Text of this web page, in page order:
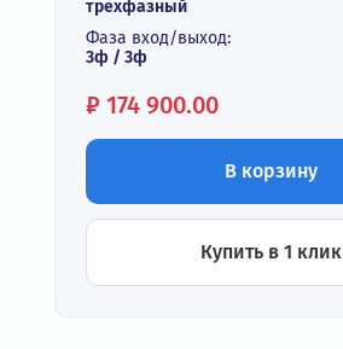
трехфазный
Фаза вход/выход:
3ф / 3ф
Цена:
₽ 174 900.00
В корзину
Купить в 1 клик